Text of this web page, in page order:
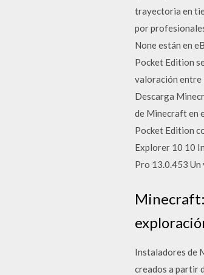
trayectoria en
por
None están en
Pocket Edition
valoración entre
Descarga
de Minecraft en
Pocket Edition
Explorer 10 10
Pro 13.0.453 Un
Instaladores de
creados a partir